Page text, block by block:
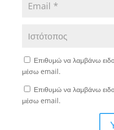
Επιθυμώ να λαμβάνω
μέσω email.
Επιθυμώ να λαμβάνω
μέσω email.